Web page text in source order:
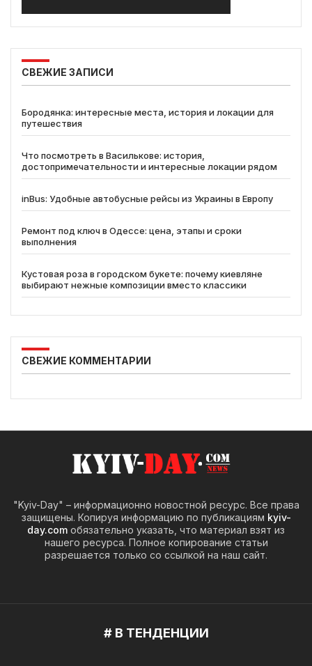
СВЕЖИЕ ЗАПИСИ
Бородянка: интересные места, история и локации для
путешествия
Что посмотреть в Василькове: история,
достопримечательности и интересные локации рядом
inBus: Удобные автобусные рейсы из Украины в Европу
Ремонт под ключ в Одессе: цена, этапы и сроки
выполнения
Кустовая роза в городском букете: почему киевляне
выбирают нежные композиции вместо классики
СВЕЖИЕ КОММЕНТАРИИ
"Kyiv-Day" – информационно новостной ресурс. Все права
защищены. Копируя информацию по публикациям kyiv-
day.com обязательно указать, что материал взят из
нашего ресурса. Полное копирование статьи
разрешается только со ссылкой на наш сайт.
# В ТЕНДЕНЦИИ